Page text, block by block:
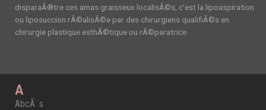
disparaÃ®tre ces amas graisseux localisÃ©s, c'est la lipoaspiration
ou liposuccion rÃ©alisÃ©e par des chirurgiens qualifiÃ©s en
chirurgie plastique esthÃ©tique ou rÃ©paratrice.
A
AbcÃ¨s